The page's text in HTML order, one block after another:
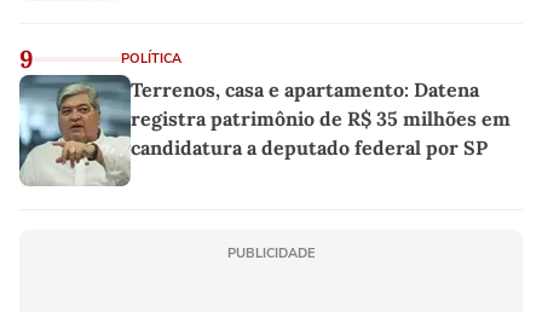
9 POLÍTICA
Terrenos, casa e apartamento: Datena
registra patrimônio de R$ 35 milhões em
candidatura a deputado federal por SP
PUBLICIDADE